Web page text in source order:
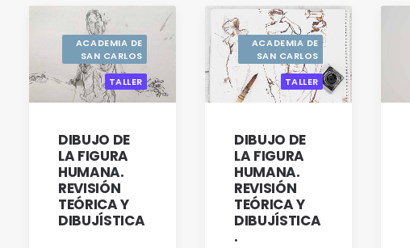
ACADEMIA DE
SAN CARLOS
TALLER
DIBUJO DE
LA FIGURA
HUMANA.
REVISIÓN
TEÓRICA Y
DIBUJÍSTICA
ACADEMIA DE
SAN CARLOS
TALLER
DIBUJO DE
LA FIGURA
HUMANA.
REVISIÓN
TEÓRICA Y
DIBUJÍSTICA
.